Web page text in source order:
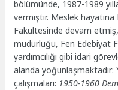
bölümünde, 1987-1989
vermiştir. Meslek
Fakültesinde devam
müdürlüğü, Fen Edebiyat
yardımcılığı gibi idari
alanda yoğunlaşmaktadır:
çalışmaları: 1950-1960